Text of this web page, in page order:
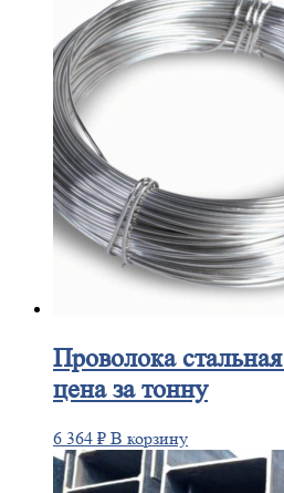
Проволока
цена за тонну
6 364 ₽ В корзину